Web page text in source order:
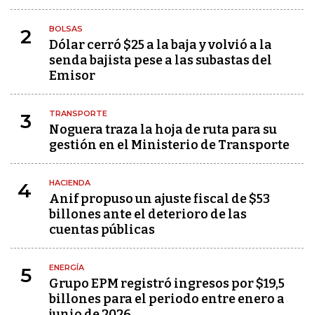
2 BOLSAS
Dólar cerró $25 a la baja y volvió a la
senda bajista pese a las subastas del
Emisor
3 TRANSPORTE
Noguera traza la hoja de ruta para su
gestión en el Ministerio de Transporte
4 HACIENDA
Anif propuso un ajuste fiscal de $53
billones ante el deterioro de las
cuentas públicas
5 ENERGÍA
Grupo EPM registró ingresos por $19,5
billones para el periodo entre enero a